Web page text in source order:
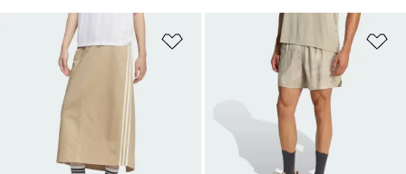
Add to Wishlist